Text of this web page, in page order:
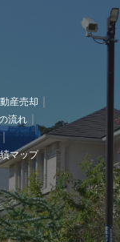
産売却
流れ
マップ